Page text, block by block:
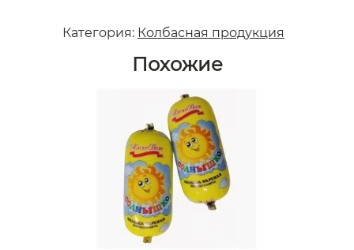
Категория: Колбасная продукция
Похожие